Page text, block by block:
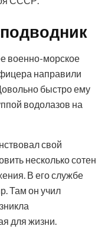
военно-морское
направили
быстро ему
водолазов на
свой
несколько сотен
В его службе
Там он учил
для жизни.